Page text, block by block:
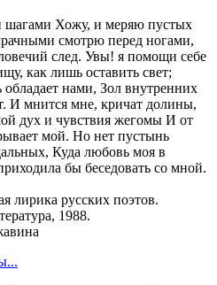
Хожу, и меряю пустых
смотрю перед ногами,
след. Увы! я помощи себе
как лишь оставить свет;
обладает нами, Зол внутренних
И мнится мне, кричат долины,
дух и чувствия жегомы И от
мой. Но нет пустынь
Куда любовь моя в
бы беседовать со мной.
лирика русских поэтов.
1988.